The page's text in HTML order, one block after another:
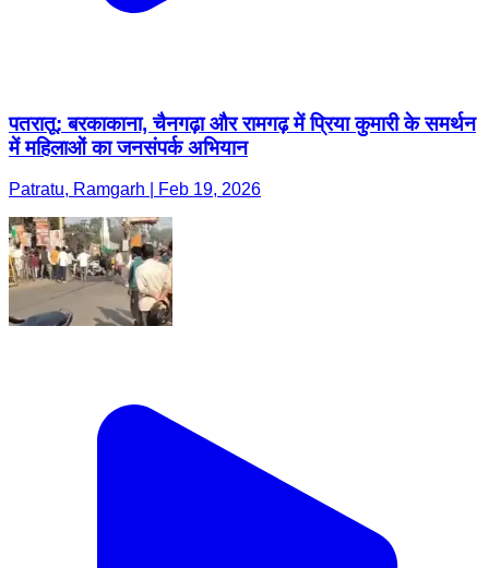
पतरातू: बरकाकाना, चैनगढ़ा और रामगढ़ में प्रिया कुमारी के समर्थन
में महिलाओं का जनसंपर्क अभियान
Patratu, Ramgarh | Feb 19, 2026